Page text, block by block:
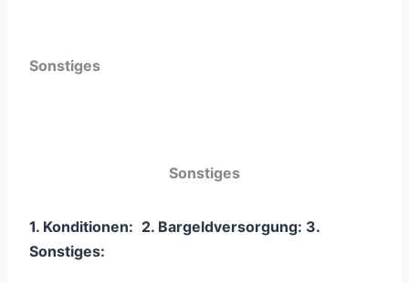
Sonstiges
Sonstiges
1. Konditionen: 2. Bargeldversorgung: 3.
Sonstiges: